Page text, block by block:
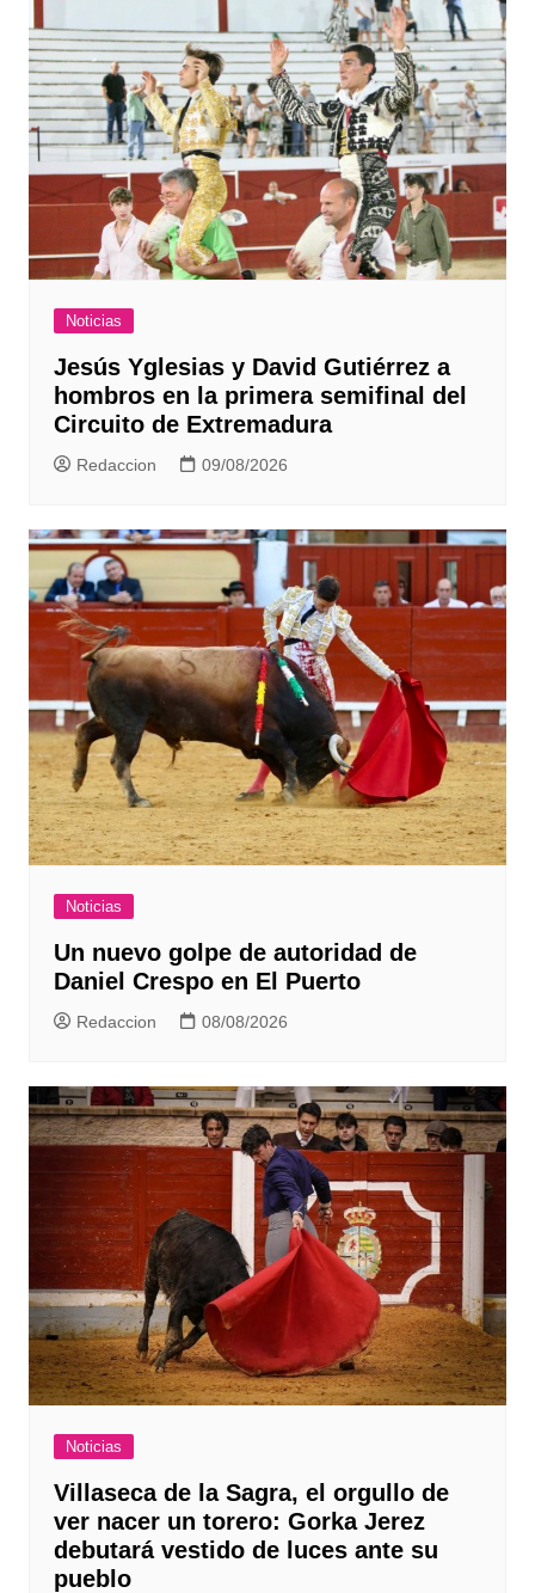
Noticias
Jesús Yglesias y David Gutiérrez a
hombros en la primera semifinal del
Circuito de Extremadura
Redaccion 09/08/2026
Noticias
Un nuevo golpe de autoridad de
Daniel Crespo en El Puerto
Redaccion 08/08/2026
Noticias
Villaseca de la Sagra, el orgullo de
ver nacer un torero: Gorka Jerez
debutará vestido de luces ante su
pueblo